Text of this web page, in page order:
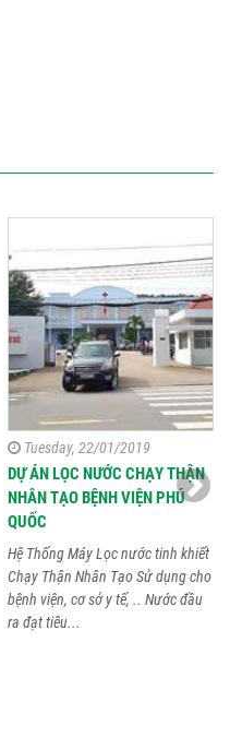
Tuesday, 22/01/2019
DỰ ÁN LỌC NƯỚC CHẠY THẬN
NHÂN TẠO BỆNH VIỆN PHÚ
QUỐC
Hệ Thống Máy Lọc nước tinh khiết
Chạy Thận Nhân Tạo Sử dụng cho
bệnh viện, cơ sở y tế, .. Nước đầu
ra đạt tiêu...